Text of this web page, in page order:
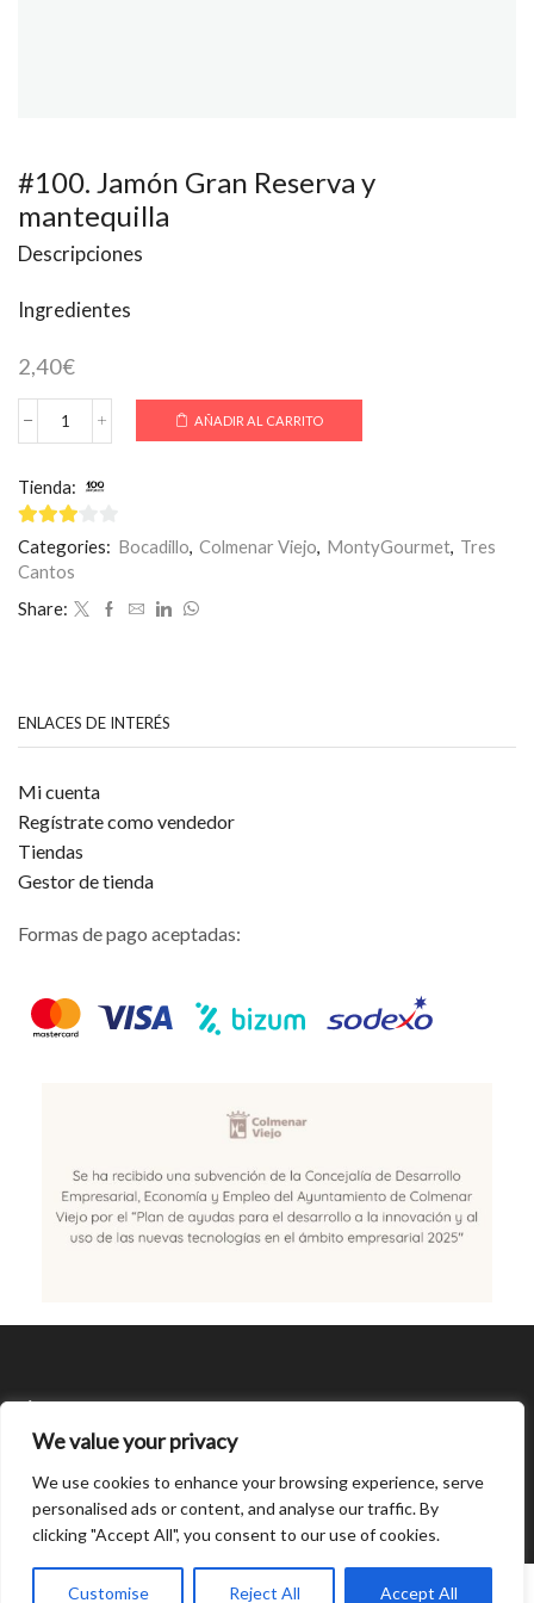
We value your privacy
We use cookies to enhance your browsing experience, serve
personalised ads or content, and analyse our traffic. By
clicking "Accept All", you consent to our use of cookies.
Customise Reject All Accept All
#100. Jamón Gran Reserva y
mantequilla
Descripciones
Ingredientes
2,40€
#100.
Reserva
y
mantequilla
cantidad
AÑADIR AL CARRITO
Tienda:
3de 5
Categories: Bocadillo Colmenar Viejo MontyGourmet Tres
Cantos
Share:
ENLACES DE INTERÉS
Mi cuenta
Regístrate como vendedor
Tiendas
Gestor de tienda
Formas de pago aceptadas:
chaty